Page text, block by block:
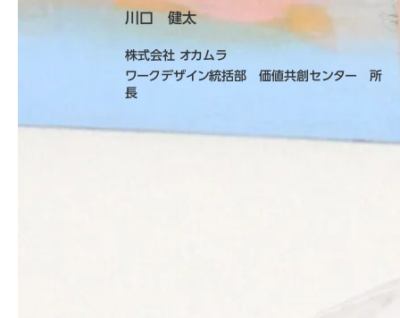
川口 健太
株式会社 オカムラ
ワークデザイン統括部 価値共創センター 所
長